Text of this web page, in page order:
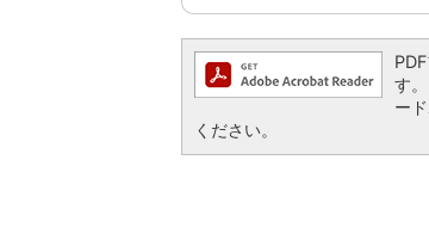
す
ー
ください。